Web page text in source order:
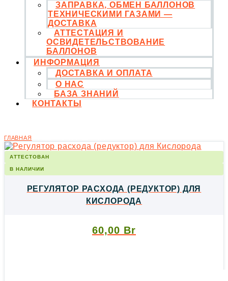
ЗАПРАВКА, ОБМЕН БАЛЛОНОВ
ТЕХНИЧЕСКИМИ ГАЗАМИ —
ДОСТАВКА
АТТЕСТАЦИЯ И
ОСВИДЕТЕЛЬСТВОВАНИЕ
БАЛЛОНОВ
ИНФОРМАЦИЯ
ДОСТАВКА И ОПЛАТА
О НАС
БАЗА ЗНАНИЙ
КОНТАКТЫ
ГЛАВНАЯ
АТТЕСТОВАН
В НАЛИЧИИ
РЕГУЛЯТОР РАСХОДА (РЕДУКТОР) ДЛЯ
КИСЛОРОДА
60,00 Br